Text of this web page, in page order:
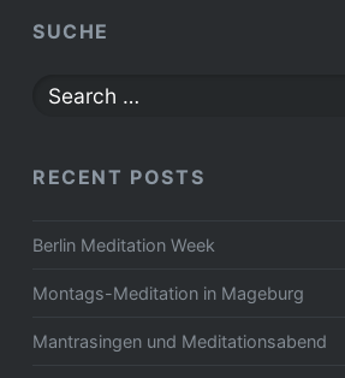
SUCHE
Search
RECENT POSTS
Berlin Meditation Week
Montags-Meditation in Mageburg
Mantrasingen und Meditationsabend